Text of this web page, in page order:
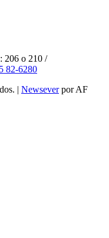
206 o 210 /
82-6280
| Newseverpor AF